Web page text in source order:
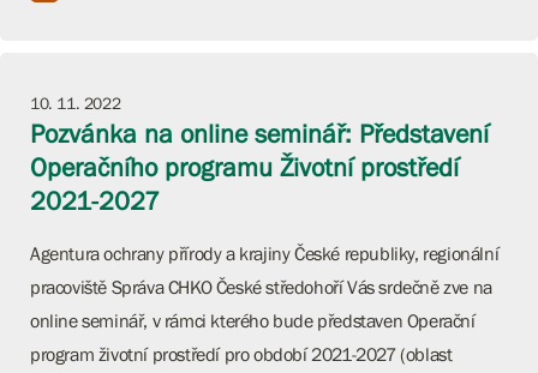
10. 11. 2022
Pozvánka na online seminář: Představení
Operačního programu Životní prostředí
2021-2027
Agentura ochrany přírody a krajiny České republiky, regionální
pracoviště Správa CHKO České středohoří Vás srdečně zve na
online seminář, v rámci kterého bude představen Operační
program životní prostředí pro období 2021-2027 (oblast